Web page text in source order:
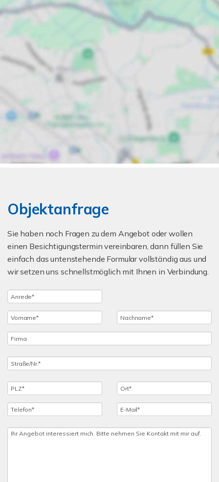
Objektanfrage
Sie haben noch Fragen zu dem Angebot oder wollen
einen Besichtigungstermin vereinbaren, dann füllen Sie
einfach das untenstehende Formular vollständig aus und
wir setzen uns schnellstmöglich mit Ihnen in Verbindung.